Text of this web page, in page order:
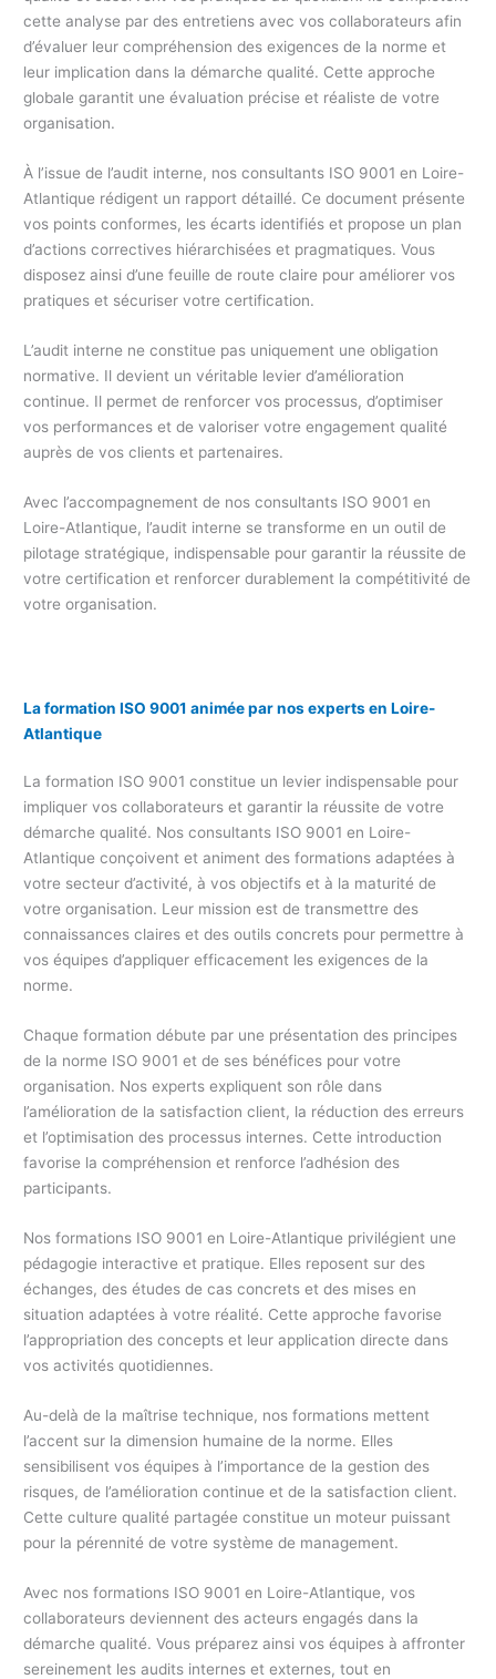
cette analyse par des entretiens avec vos collaborateurs afin
d’évaluer leur compréhension des exigences de la norme et
leur implication dans la démarche qualité. Cette approche
globale garantit une évaluation précise et réaliste de votre
organisation.
À l’issue de l’audit interne, nos consultants ISO 9001 en Loire-
Atlantique rédigent un rapport détaillé. Ce document présente
vos points conformes, les écarts identifiés et propose un plan
d’actions correctives hiérarchisées et pragmatiques. Vous
disposez ainsi d’une feuille de route claire pour améliorer vos
pratiques et sécuriser votre certification.
L’audit interne ne constitue pas uniquement une obligation
normative. Il devient un véritable levier d’amélioration
continue. Il permet de renforcer vos processus, d’optimiser
vos performances et de valoriser votre engagement qualité
auprès de vos clients et partenaires.
Avec l’accompagnement de nos consultants ISO 9001 en
Loire-Atlantique, l’audit interne se transforme en un outil de
pilotage stratégique, indispensable pour garantir la réussite de
votre certification et renforcer durablement la compétitivité de
votre organisation.
La formation ISO 9001 animée par nos experts en Loire-
Atlantique
La formation ISO 9001 constitue un levier indispensable pour
impliquer vos collaborateurs et garantir la réussite de votre
démarche qualité. Nos consultants ISO 9001 en Loire-
Atlantique conçoivent et animent des formations adaptées à
votre secteur d’activité, à vos objectifs et à la maturité de
votre organisation. Leur mission est de transmettre des
connaissances claires et des outils concrets pour permettre à
vos équipes d’appliquer efficacement les exigences de la
norme.
Chaque formation débute par une présentation des principes
de la norme ISO 9001 et de ses bénéfices pour votre
organisation. Nos experts expliquent son rôle dans
l’amélioration de la satisfaction client, la réduction des erreurs
et l’optimisation des processus internes. Cette introduction
favorise la compréhension et renforce l’adhésion des
participants.
Nos formations ISO 9001 en Loire-Atlantique privilégient une
pédagogie interactive et pratique. Elles reposent sur des
échanges, des études de cas concrets et des mises en
situation adaptées à votre réalité. Cette approche favorise
l’appropriation des concepts et leur application directe dans
vos activités quotidiennes.
Au-delà de la maîtrise technique, nos formations mettent
l’accent sur la dimension humaine de la norme. Elles
sensibilisent vos équipes à l’importance de la gestion des
risques, de l’amélioration continue et de la satisfaction client.
Cette culture qualité partagée constitue un moteur puissant
pour la pérennité de votre système de management.
Avec nos formations ISO 9001 en Loire-Atlantique, vos
collaborateurs deviennent des acteurs engagés dans la
démarche qualité. Vous préparez ainsi vos équipes à affronter
sereinement les audits internes et externes, tout en